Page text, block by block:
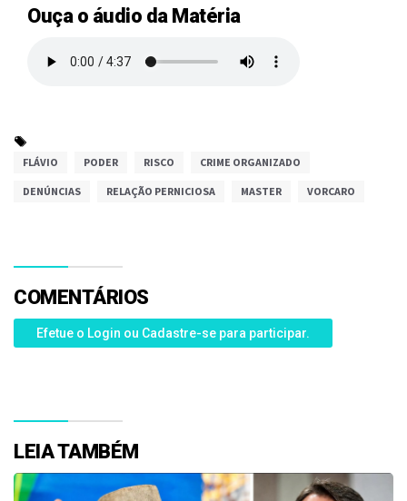
Ouça o áudio da Matéria
FLÁVIO PODER RISCO CRIME ORGANIZADO
DENÚNCIAS RELAÇÃO PERNICIOSA MASTER VORCARO
COMENTÁRIOS
Efetue o Login ou Cadastre-se para participar.
LEIA TAMBÉM